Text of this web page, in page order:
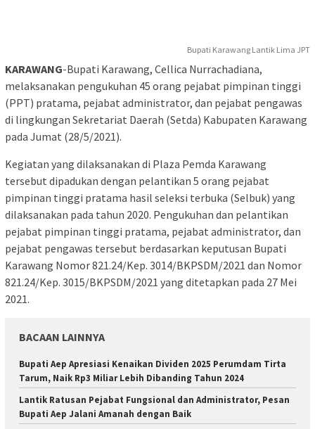
Bupati Karawang Lantik Lima JPT
KARAWANG-Bupati Karawang, Cellica Nurrachadiana,
melaksanakan pengukuhan 45 orang pejabat pimpinan tinggi
(PPT) pratama, pejabat administrator, dan pejabat pengawas
di lingkungan Sekretariat Daerah (Setda) Kabupaten Karawang
pada Jumat (28/5/2021).
Kegiatan yang dilaksanakan di Plaza Pemda Karawang
tersebut dipadukan dengan pelantikan 5 orang pejabat
pimpinan tinggi pratama hasil seleksi terbuka (Selbuk) yang
dilaksanakan pada tahun 2020. Pengukuhan dan pelantikan
pejabat pimpinan tinggi pratama, pejabat administrator, dan
pejabat pengawas tersebut berdasarkan keputusan Bupati
Karawang Nomor 821.24/Kep. 3014/BKPSDM/2021 dan Nomor
821.24/Kep. 3015/BKPSDM/2021 yang ditetapkan pada 27 Mei
2021.
BACAAN LAINNYA
Bupati Aep Apresiasi Kenaikan Dividen 2025 Perumdam Tirta
Tarum, Naik Rp3 Miliar Lebih Dibanding Tahun 2024
Lantik Ratusan Pejabat Fungsional dan Administrator, Pesan
Bupati Aep Jalani Amanah dengan Baik